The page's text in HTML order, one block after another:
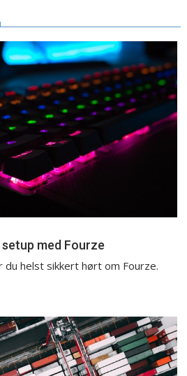
med Fourze
du helst sikkert hørt om Fourze.